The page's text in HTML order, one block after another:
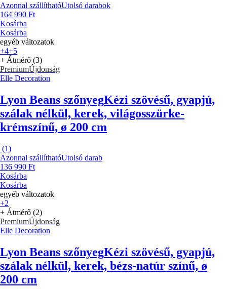
Azonnal szállíthatóUtolsó darabok
164 990 Ft
Kosárba
Kosárba
egyéb változatok
+4+5
+ Átmérő (3)
PremiumÚjdonság
Elle Decoration
Lyon Beans szőnyegKézi szövésű, gyapjú,
szálak nélkül, kerek, világosszürke-
krémszínű, ø 200 cm
(1)
Azonnal szállíthatóUtolsó darab
136 990 Ft
Kosárba
Kosárba
egyéb változatok
+2
+ Átmérő (2)
PremiumÚjdonság
Elle Decoration
Lyon Beans szőnyegKézi szövésű, gyapjú,
szálak nélkül, kerek, bézs-natúr színű, ø
200 cm